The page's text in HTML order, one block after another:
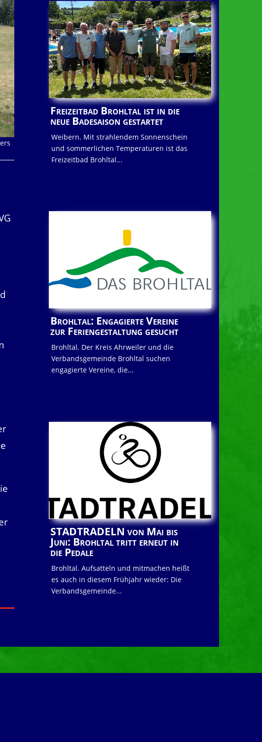
Freizeitbad Brohltal ist in die
neue Badesaison gestartet
Weibern. Mit strahlendem Sonnenschein
und sommerlichen Temperaturen ist das
Freizeitbad Brohltal...
Brohltal: Engagierte Vereine
zur Feriengestaltung gesucht
Brohltal. Der Kreis Ahrweiler und die
Verbandsgemeinde Brohltal suchen
engagierte Vereine, die...
STADTRADELN von Mai bis
Juni: Brohltal tritt erneut in
die Pedale
Brohltal. Aufsatteln und mitmachen heißt
es auch in diesem Frühjahr wieder: Die
Verbandsgemeinde...